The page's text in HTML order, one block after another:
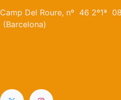
Del Roure, nº 46 2º1ª
(Barcelona)